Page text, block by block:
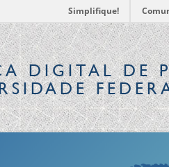
Simplifique!
DIGITALDE